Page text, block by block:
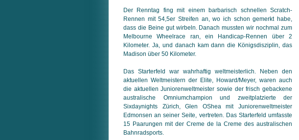
Der Renntag fing mit einem barbarisch schnellen Scratch-
Rennen mit 54,5er Streifen an, wo ich schon gemerkt habe,
dass die Beine gut wirbeln. Danach mussten wir nochmal zum
Melbourne Wheelrace ran, ein Handicap-Rennen über 2
Kilometer. Ja, und danach kam dann die Königsdisziplin, das
Madison über 50 Kilometer.
Das Starterfeld war wahrhaftig weltmeisterlich. Neben den
aktuellen Weltmeistern der Elite, Howard/Meyer, waren auch
die aktuellen Juniorenweltmeister sowie der frisch gebackene
australische Omniumchampion und zweitplatzierte der
Sixdaynights Zürich, Glen OShea mit Juniorenweltmeister
Edmonsen an seiner Seite, vertreten. Das Starterfeld umfasste
15 Paarungen mit der Creme de la Creme des australischen
Bahnradsports.